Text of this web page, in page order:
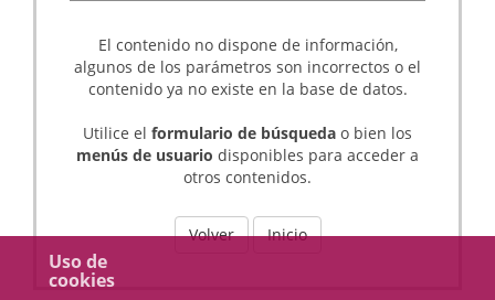
Uso de
cookies
El contenido no dispone de información,
algunos de los parámetros son incorrectos o el
contenido ya no existe en la base de datos.
Utilice el formulario de búsqueda o bien los
menús de usuario disponibles para acceder a
otros contenidos.
Volver Inicio